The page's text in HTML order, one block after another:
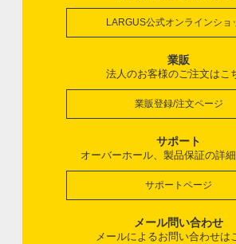
LARGUS公式オンラインショ
業販
法人のお客様のご注文はこ
業販登録/注文ページ
サポート
オーバーホール、製品保証の詳
サポートページ
メール問い合わせ
メールによるお問い合わせは